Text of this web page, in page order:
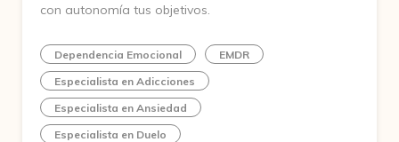
con autonomía tus objetivos.
Dependencia Emocional
EMDR
Especialista en Adicciones
Especialista en Ansiedad
Especialista en Duelo